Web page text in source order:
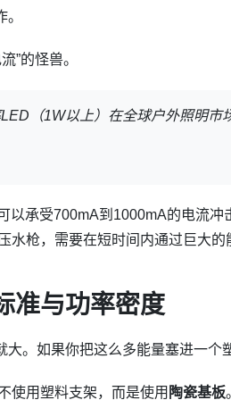
”的怪兽。
（1W以上）在全球户外照明市
以承受700mA到1000mA的电流
水枪，需要在短时间内通过巨大的
准与功率密度
。如果你把这么多能量塞进一个
使用塑料支架，而是使用 陶瓷基板